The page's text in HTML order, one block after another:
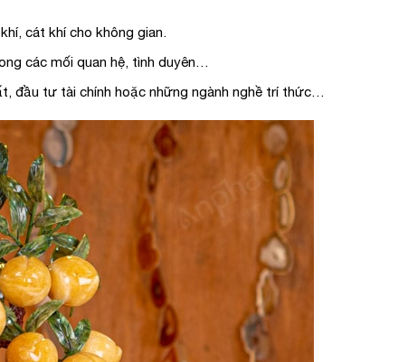
cát khí cho không gian.
các mối quan hệ, tình duyên…
đầu tư tài chính hoặc những ngành nghề trí thức…